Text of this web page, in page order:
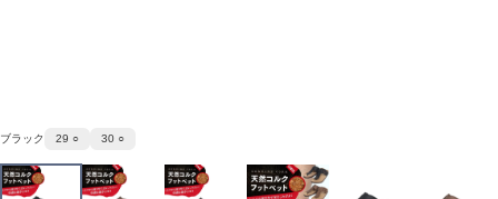
ブラック 29 ○ 30 ○